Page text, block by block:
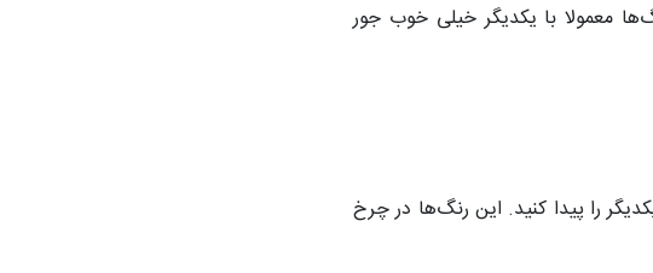
معمولا با یکدیگر خیلی خوب جور
را پیدا کنید. این رنگ‌ها در چرخ